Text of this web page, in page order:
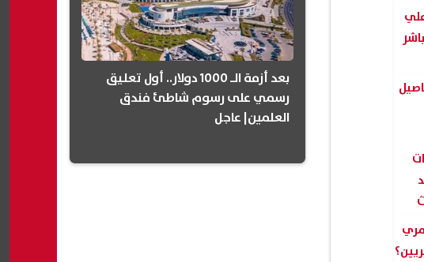
بعد أزمة الـ 1000 دولار.. أول تعليق
رسمي على رسوم شاطئ فندق
العلمين| عاجل